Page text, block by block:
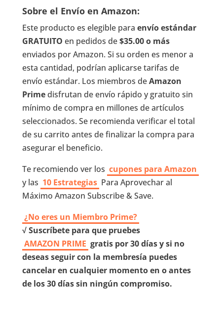
Sobre el Envío en Amazon:
Este producto es elegible para envío estándar
GRATUITO en pedidos de$35.00 o más
enviados por Amazon. Si su orden es menor a
esta cantidad, podrían aplicarse tarifas de
envío estándar. Los miembros deAmazon
Primedisfrutan de envío rápido y gratuito sin
mínimo de compra en millones de artículos
seleccionados. Se recomienda verificar el total
de su carrito antes de finalizar la compra para
asegurar el beneficio.
Te recomiendo ver los cupones para Amazon
y las 10 Estrategias Para Aprovechar al
Máximo Amazon Subscribe & Save.
¿No eres un Miembro Prime?
√ Suscríbete para que pruebes
AMAZON PRIME gratis por 30 días y si no
deseas seguir con la membresía puedes
cancelar en cualquier momento en o antes
de los 30 días sin ningún compromiso.